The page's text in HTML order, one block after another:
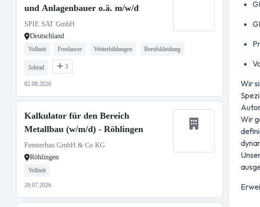
und Anlagenbauer o.ä. m/w/d
SPIE SAT GmbH
Deutschland
Vollzeit Freelancer Weiterbildungen Berufskleidung
Jobrad 3
02.08.2026
Kalkulator für den Bereich
Metallbau (w/m/d) - Röhlingen
Fensterbau GmbH & Co KG
Röhlingen
Vollzeit
28.07.2026